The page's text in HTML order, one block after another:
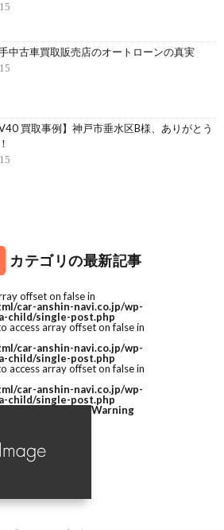
手中古車買取販売店のオートローンの真実
買取事例】神戸市垂水区B様、ありがとう
カテゴリの最新記事
offset on false in
car-anshin-navi.co.jp/wp-
child/single-post.php
access array offset on false in
car-anshin-navi.co.jp/wp-
child/single-post.php
access array offset on false in
car-anshin-navi.co.jp/wp-
child/single-post.php
Warning